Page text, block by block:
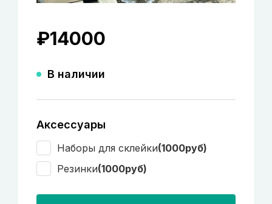
₽14000
В наличии
Аксессуары
Наборы для склейки(1000руб)
Резинки(1000руб)